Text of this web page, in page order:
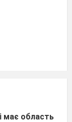
має область